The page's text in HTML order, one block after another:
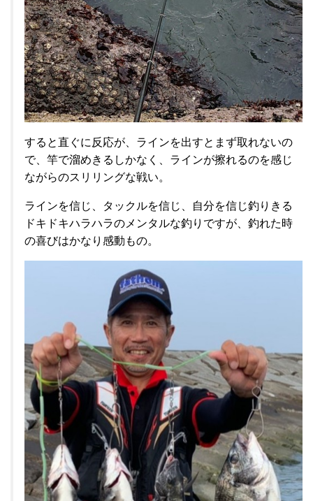
すると直ぐに反応が、ラインを出すとまず取れないの
で、竿で溜めきるしかなく、ラインが擦れるのを感じ
ながらのスリリングな戦い。
ラインを信じ、タックルを信じ、自分を信じ釣りきる
ドキドキハラハラのメンタルな釣りですが、釣れた時
の喜びはかなり感動もの。